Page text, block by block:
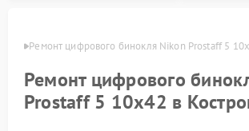
Ремонт цифрового бинокля Nikon Prostaff 5
Ремонт цифрового
Prostaff 5 10x42 в